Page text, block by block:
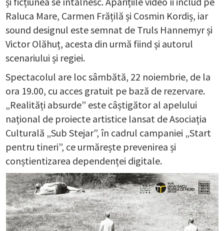
Raluca Mare, Carmen Frățilă și Cosmin Kordiș, iar
sound designul este semnat de Truls Hannemyr și
Victor Olăhuț, acesta din urmă fiind și autorul
scenariului și regiei.
Spectacolul are loc sâmbătă, 22 noiembrie, de la
ora 19.00, cu acces gratuit pe bază de rezervare.
„Realități absurde” este câștigător al apelului
național de proiecte artistice lansat de Asociația
Culturală „Sub Stejar”, în cadrul campaniei „Start
pentru tineri”, ce urmărește prevenirea și
conștientizarea dependenței digitale.